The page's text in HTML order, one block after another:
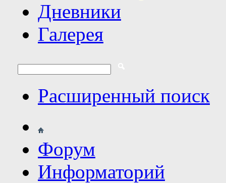
Дневники
Галерея
Расширенный поиск
Форум
Информаторий